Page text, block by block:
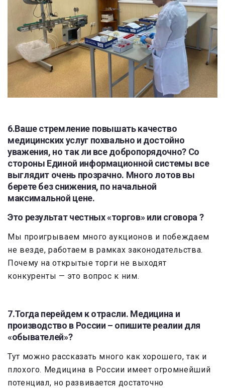
6.Ваше стремление повышать качество
медицинских услуг похвально и достойно
уважения, но так ли все добропорядочно? Со
стороны Единой информационной системы все
выглядит очень прозрачно. Много лотов вы
берете без снижения, по начальной
максимальной цене.
Это результат честных «торгов» или сговора ?
Мы проигрываем много аукционов и побеждаем
не везде, работаем в рамках законодательства.
Почему на открытые торги не выходят
конкуренты — это вопрос к ним.
7.Тогда перейдем к отрасли. Медицина и
производство в России – опишите реалии для
«обывателей»?
Тут можно рассказать много как хорошего, так и
плохого. Медицина в России имеет огромнейший
потенциал, но развивается достаточно